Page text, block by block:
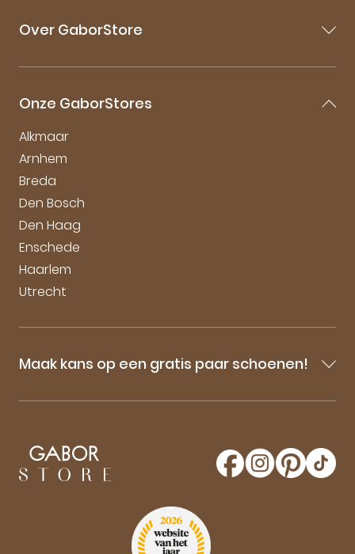
Onze GaborStores
Alkmaar
Arnhem
Breda
Den Bosch
Den Haag
Enschede
Haarlem
Utrecht
Bestellen & Bezorgen
Mijn account
Over GaborStore
Over Gabor
Onderhoudstips
Vacatures
Maak kans op een gratis paar schoenen!
Blijf op de hoogte van onze sale-aankondigingen,
maak kans op een gratis paar Gabor schoenen!